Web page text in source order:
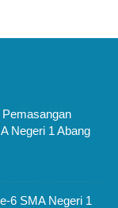
Negeri 1 Abang
6 SMA Negeri 1